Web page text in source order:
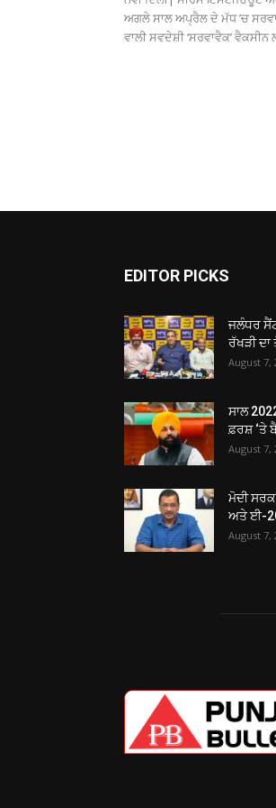
ਅਗਲੇ ਸਾਲ ਅਪ੍ਰੈਲ ਦੇ ਮੱਧ ’ਚ
ਵਾਲੀ ਸਵਦੇਸ਼ੀ ‘ਸਰਵਾਵੈਕ’
EDITOR PICKS
ਜਲੰਧਰ
ਰੱਖੜੀ ਦਾ
August 7,
ਸਾਲ
ਫ਼ਰਸ਼ ‘ਤੇ
August 7,
ਮੋਦੀ
ਅਤੇ ਈ-
August 7,